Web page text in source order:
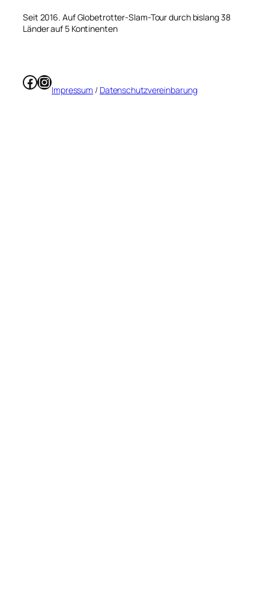
Seit 2016. Auf Globetrotter-Slam-Tour durch bislang 38
Länder auf 5 Kontinenten
Facebook
Instagram
Impressum / Datenschutzvereinbarung